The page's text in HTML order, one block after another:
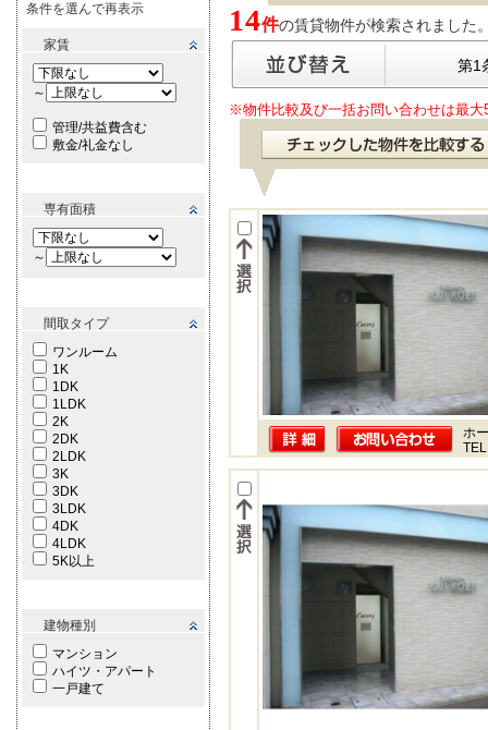
条件を選んで再表示
家賃
～
管理/共益費含む
敷金/礼金なし
専有面積
～
間取タイプ
ワンルーム
1K
1DK
1LDK
2K
2DK
2LDK
3K
3DK
3LDK
4DK
4LDK
5K以上
建物種別
マンション
ハイツ・アパート
一戸建て
14件の賃貸物件が検索されました
第1
※物件比較及び一括お問い合わせは最大
ホ